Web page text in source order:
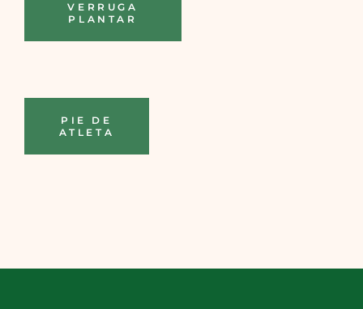
VERRUGA
PLANTAR
PIE DE
ATLETA